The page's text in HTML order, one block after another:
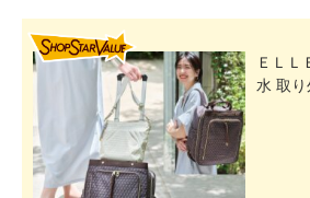
ＥＬ
水 取り